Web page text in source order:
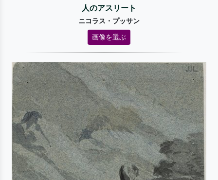
人のアスリート
ニコラス・プッサン
画像を選ぶ